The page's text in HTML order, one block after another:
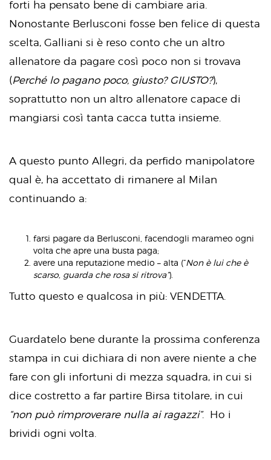
forti ha pensato bene di cambiare aria.
Nonostante Berlusconi fosse ben felice di questa
scelta, Galliani si è reso conto che un altro
allenatore da pagare così poco non si trovava
(Perché lo pagano poco, giusto? GIUSTO?),
soprattutto non un altro allenatore capace di
mangiarsi così tanta cacca tutta insieme.
A questo punto Allegri, da perfido manipolatore
qual è, ha accettato di rimanere al Milan
continuando a:
farsi pagare da Berlusconi, facendogli marameo ogni
volta che apre una busta paga;
avere una reputazione medio – alta (“Non è lui che è
scarso, guarda che rosa si ritrova”).
Tutto questo e qualcosa in più: VENDETTA.
Guardatelo bene durante la prossima conferenza
stampa in cui dichiara di non avere niente a che
fare con gli infortuni di mezza squadra, in cui si
dice costretto a far partire Birsa titolare, in cui
“non può rimproverare nulla ai ragazzi”. Ho i
brividi ogni volta.